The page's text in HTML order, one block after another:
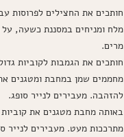
חותכים את החצילים לפרוסות
מלח ומניחים במסננת כשעה, על
מרים.
חותכים את הגמבות לקוביות
מחממים שמן במחבת ומטגנים
להזהבה. מעבירים לנייר סופג.
באותה מחבת מטגנים את
מתרככות מעט. מעבירים לנייר